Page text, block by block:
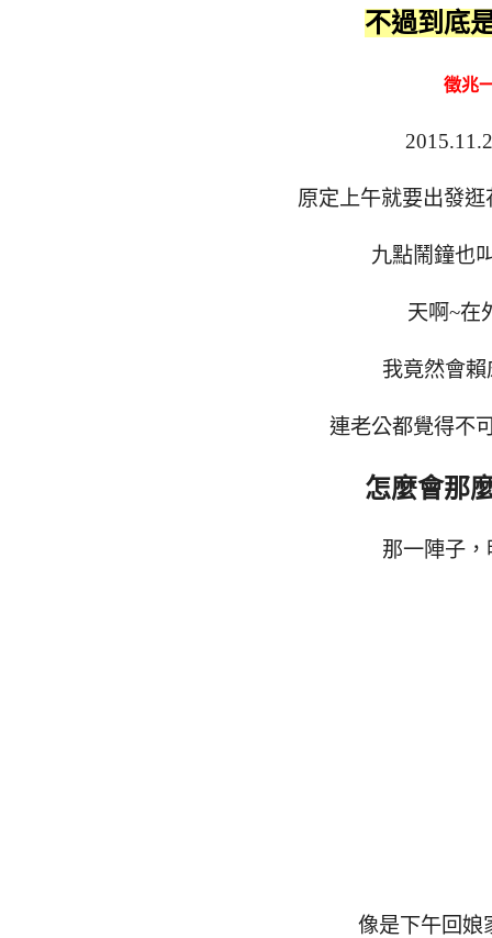
不過到底
徵兆
原定上午就要出發
九點鬧鐘也
天啊~在
我竟然會
連老公都覺得不
怎麼會那
那一陣子
像是下午回娘